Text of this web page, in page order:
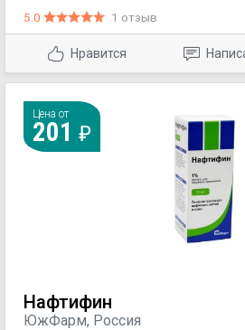
(онихомикозы); кожные
лишай; воспалительные
без него; микоз наружного
5.0 1 отзыв
Нравится
Цена от
201
Нафтифин
ЮжФарм, Россия